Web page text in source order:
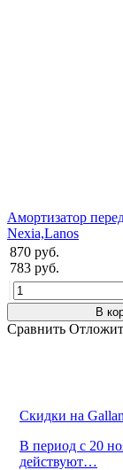
Амортизатор
Nexia,Lanos
870 руб.
783 руб.
В
Сравнить
Скидки на
В период с 20
действуют…